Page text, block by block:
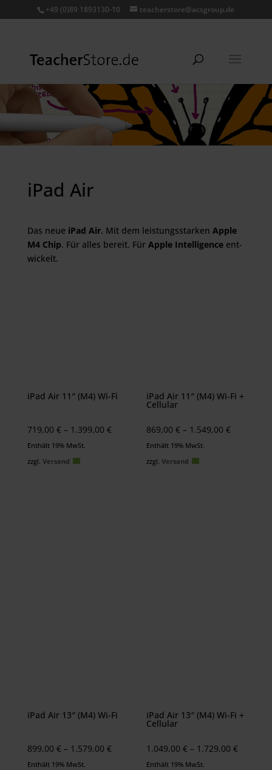
+49 (0)89 1893130-10 teacherstore@acsgroup.de
iPad Air
Das neue iPad Air. Mit dem leistungs­starken Apple
M4 Chip. Für alles be­reit. Für Apple Intelligenceent­
wi­ckelt.
iPad Air 11″ (M4) Wi-Fi
719,00 € – 1.399,00 €Preisspanne:
Enthält 19% MwSt.
zzgl. Versand
iPad Air 11″ (M4) Wi-Fi +
Cellular
869,00€ – 1.549,00€
Enthält 19% MwSt.
zzgl.Versand
iPad Air 13″ (M4) Wi-Fi
899,00 € – 1.579,00 €Preisspanne:
Enthält 19% MwSt.
iPad Air 13″ (M4) Wi-Fi +
Cellular
1.049,00€ – 1.729,00€
Enthält 19% MwSt.